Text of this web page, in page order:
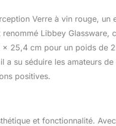
Verre à vin rouge, un
Libbey Glassware,
25,4 cm pour un poids de
su séduire les amateurs
positives.
et fonctionnalité.